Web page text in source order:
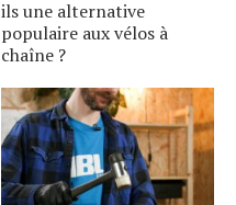
ils une alternative
populaire aux vélos à
chaîne ?